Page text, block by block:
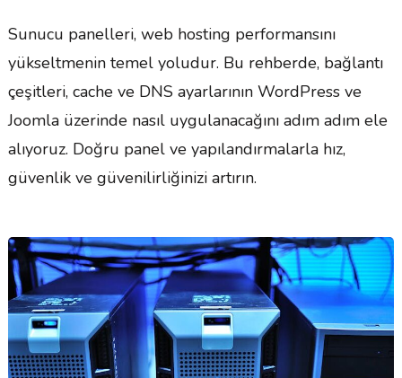
Sunucu panelleri, web hosting performansını
yükseltmenin temel yoludur. Bu rehberde, bağlantı
çeşitleri, cache ve DNS ayarlarının WordPress ve
Joomla üzerinde nasıl uygulanacağını adım adım ele
alıyoruz. Doğru panel ve yapılandırmalarla hız,
güvenlik ve güvenilirliğinizi artırın.